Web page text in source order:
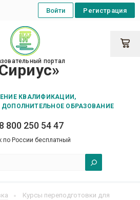
портал
КВАЛИФИКАЦИИ,
ДОПОЛНИТЕЛЬНОЕ ОБРАЗОВАНИЕ
8 800 250 54 47
по России бесплатный
Регистрация
Войти
Курсы переподготовки для